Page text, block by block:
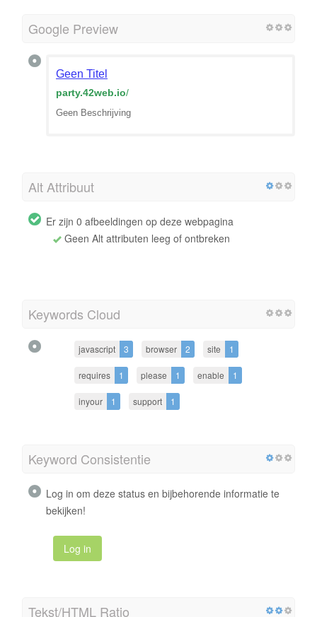
Google Preview
Geen Titel
party.42web.io/
Geen Beschrijving
Alt Attribuut
Er zijn 0 afbeeldingen op deze webpagina
Geen Alt attributen leeg of ontbreken
Keywords Cloud
javascript 3 browser 2 site 1
requires 1 please 1 enable 1
inyour 1 support 1
Keyword Consistentie
Log in om deze status en bijbehorende informatie te
bekijken!
Log in
Tekst/HTML Ratio